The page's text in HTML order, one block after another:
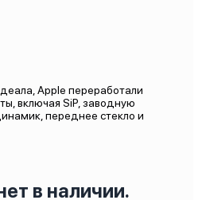
Apple переработали
включая SiP, заводную
переднее стекло и
в наличии.